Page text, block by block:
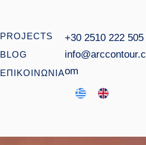
PROJECTS
BLOG
ΕΠΙΚΟΙΝΩΝΙΑ
+30 2510 222 505
info@arccontour.c
om